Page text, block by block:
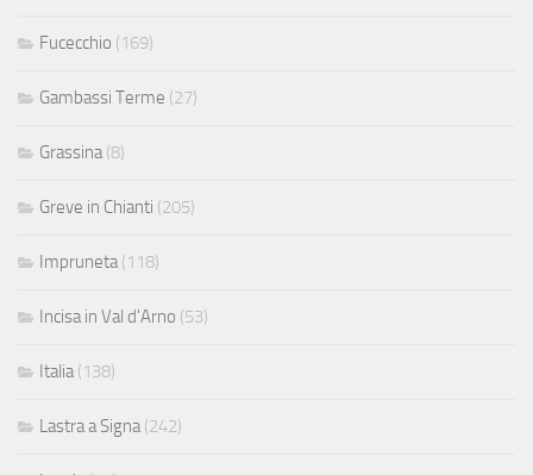
Fucecchio (169)
Gambassi Terme (27)
Grassina(8)
Greve in Chianti (205)
Impruneta(118)
Incisa in Val d'Arno (53)
Italia(138)
Lastra a Signa(242)